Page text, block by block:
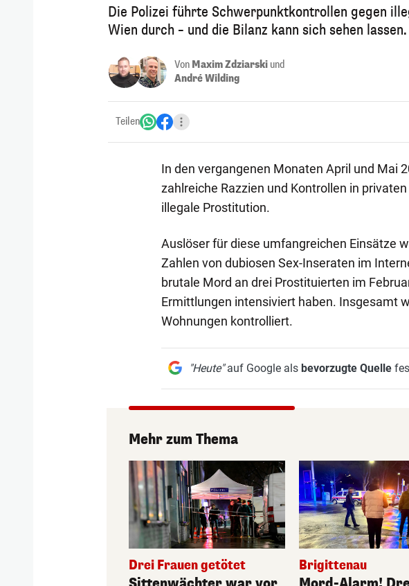
Die Polizei führte Schwerpunktkontrollen gegen
Wien durch – und die Bilanz kann sich sehen lassen.
Von Maxim Zdziarski und
André Wilding
Teilen
In den vergangenen Monaten April und Mai
zahlreiche Razzien und Kontrollen in
illegale Prostitution.
Auslöser für diese umfangreichen Einsätze
Zahlen von dubiosen Sex-Inseraten im
brutale Mord an drei Prostituierten im
Ermittlungen intensiviert haben. Insgesamt
Wohnungen kontrolliert.
"Heute"auf Google als bevorzugte Quelle
Mehr zum Thema
Drei Frauen getötet Brigittenau